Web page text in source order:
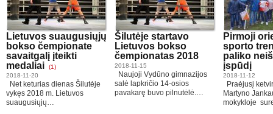
Lietuvos suaugusiųjų
bokso čempionate
savaitgalį įteikti
medaliai
(1)
2018-11-20
Net keturias dienas Šilutėje
vykęs 2018 m. Lietuvos
suaugusiųjų…
Šilutėje startavo
Lietuvos bokso
čempionatas 2018
2018-11-15
Naujoji Vydūno gimnazijos
salė lapkričio 14-osios
pavakarę buvo pilnutėlė.…
Pirmoji
sporto
paliko
įspūdį
2018-11-12
Praėjusį
Martyno
mokykloje